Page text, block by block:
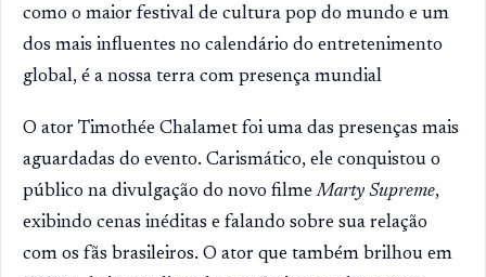
como o maior festival de cultura pop do mundo e um
dos mais influentes no calendário do entretenimento
global, é a nossa terra com presença mundial
O ator Timothée Chalamet foi uma das presenças mais
aguardadas do evento. Carismático, ele conquistou o
público na divulgação do novo filmeMarty Supreme,
exibindo cenas inéditas e falando sobre sua relação
com os fãs brasileiros. O ator que também brilhou em